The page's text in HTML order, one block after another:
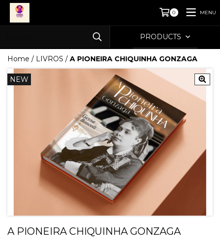
0 MENU
PRODUCTS
Home / LIVROS / A PIONEIRA CHIQUINHA GONZAGA
NEW
A PIONEIRA CHIQUINHA GONZAGA